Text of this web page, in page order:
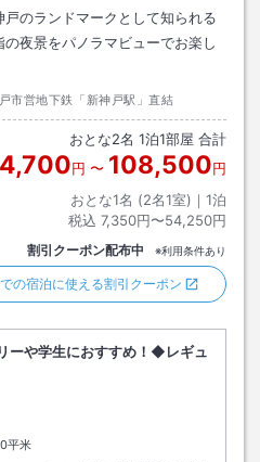
のランドマークとして知られる
夜景をパノラマビューでお楽し
市営地下鉄「新神戸駅」直結
おとな2名 1泊1部屋 合計
円 〜 108,500円
おとな1名 (2名1室)｜ 1泊
税込 7,350円〜54,250円
割引クーポン配布中 ※利用条件あり
の宿泊に使える割引クーポン
ーや学生におすすめ！◆レギュ
平米